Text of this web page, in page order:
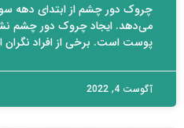
چروک دور چشم از ابتدای دهه
می‌دهد. ایجاد چروک دور چشم
پوست است. برخی از افراد نگران
آگوست 4, 2022